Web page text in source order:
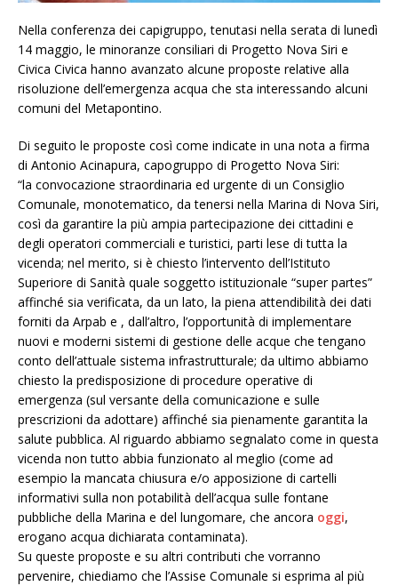
Nella conferenza dei capigruppo, tenutasi nella serata di lunedì
14 maggio, le minoranze consiliari di Progetto Nova Siri e
Civica Civica hanno avanzato alcune proposte relative alla
risoluzione dell’emergenza acqua che sta interessando alcuni
comuni del Metapontino.
Di seguito le proposte così come indicate in una nota a firma
di Antonio Acinapura, capogruppo di Progetto Nova Siri:
“la convocazione straordinaria ed urgente di un Consiglio
Comunale, monotematico, da tenersi nella Marina di Nova Siri,
così da garantire la più ampia partecipazione dei cittadini e
degli operatori commerciali e turistici, parti lese di tutta la
vicenda; nel merito, si è chiesto l’intervento dell’Istituto
Superiore di Sanità quale soggetto istituzionale “super partes”
affinché sia verificata, da un lato, la piena attendibilità dei dati
forniti da Arpab e , dall’altro, l’opportunità di implementare
nuovi e moderni sistemi di gestione delle acque che tengano
conto dell’attuale sistema infrastrutturale; da ultimo abbiamo
chiesto la predisposizione di procedure operative di
emergenza (sul versante della comunicazione e sulle
prescrizioni da adottare) affinché sia pienamente garantita la
salute pubblica. Al riguardo abbiamo segnalato come in questa
vicenda non tutto abbia funzionato al meglio (come ad
esempio la mancata chiusura e/o apposizione di cartelli
informativi sulla non potabilità dell’acqua sulle fontane
pubbliche della Marina e del lungomare, che ancora oggi,
erogano acqua dichiarata contaminata).
Su queste proposte e su altri contributi che vorranno
pervenire, chiediamo che l’Assise Comunale si esprima al più